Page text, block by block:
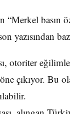
“Merkel basın
yazısından
otoriter
çıkıyor. Bu